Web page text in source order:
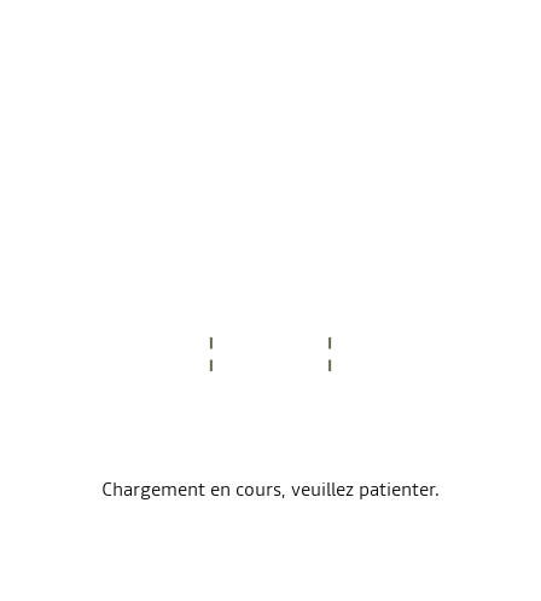
Chargement en cours, veuillez patienter.